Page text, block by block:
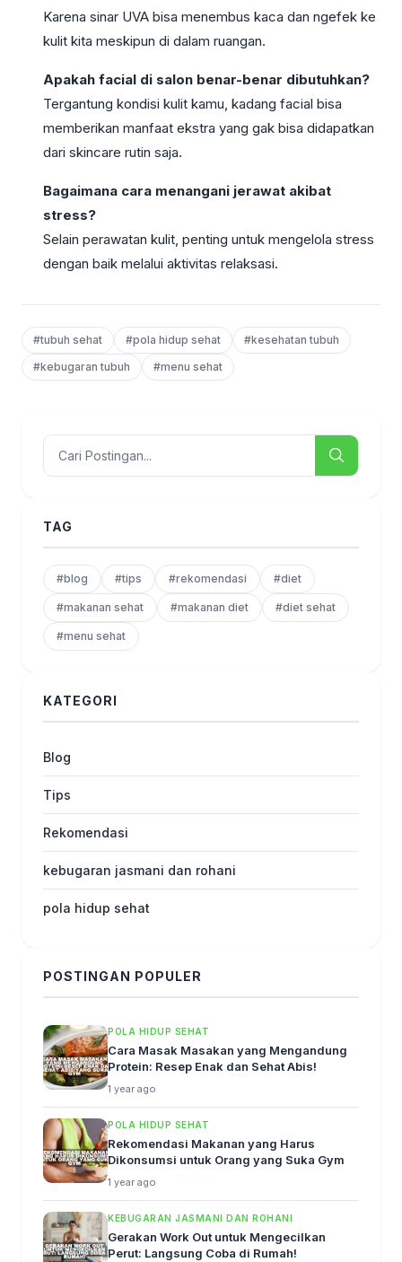
Karena sinar UVA bisa menembus kaca dan ngefek ke
kulit kita meskipun di dalam ruangan.
Apakah facial di salon benar-benar dibutuhkan?
Tergantung kondisi kulit kamu, kadang facial bisa
memberikan manfaat ekstra yang gak bisa didapatkan
dari skincare rutin saja.
Bagaimana cara menangani jerawat akibat
stress?
Selain perawatan kulit, penting untuk mengelola stress
dengan baik melalui aktivitas relaksasi.
#tubuh sehat #pola hidup sehat
#kesehatan tubuh
#kebugaran tubuh
#menu sehat
TAG
#blog #tips #rekomendasi #diet
#makanan sehat #makanan diet #diet sehat
#menu sehat
KATEGORI
Blog
Tips
Rekomendasi
kebugaran jasmani dan rohani
pola hidup sehat
POSTINGAN POPULER
POLA HIDUP SEHAT
Cara Masak Masakan yang Mengandung
Protein: Resep Enak dan Sehat Abis!
1 year ago
POLA HIDUP SEHAT
Rekomendasi Makanan yang Harus
Dikonsumsi untuk Orang yang Suka Gym
1 year ago
KEBUGARAN JASMANI DAN ROHANI
Gerakan Work Out untuk Mengecilkan
Perut: Langsung Coba di Rumah!